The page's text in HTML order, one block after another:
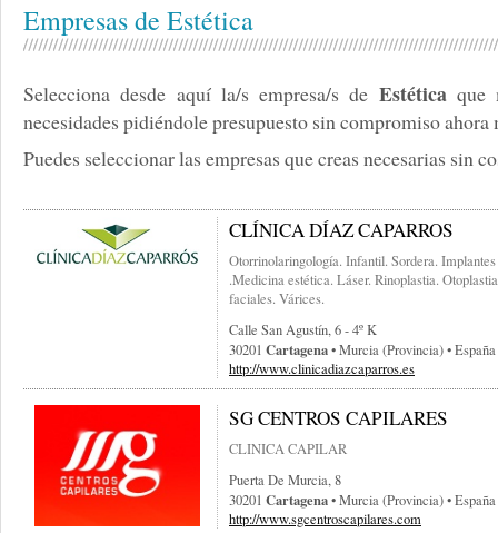
Empresas de Estética
Selecciona desde aquí la/s empresa/s de Estéticaque
necesidades pidiéndole presupuesto sin compromiso ahora
Puedes seleccionar las empresas que creas necesarias sin
CLÍNICA DÍAZ CAPARROS
Otorrinolaringología. Infantil. Sordera.
.Medicina estética. Láser. Rinoplastia.
faciales. Várices.
Calle San Agustín, 6 - 4º K
30201 Cartagena• Murcia (provincia) • España
http://www.clinicadiazcaparros.es
SG CENTROS CAPILARES
CLINICA CAPILAR
Puerta De Murcia, 8
30201 Cartagena• Murcia (provincia) • España
http://www.sgcentroscapilares.com